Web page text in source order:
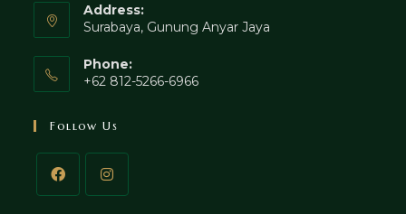
Address:
Surabaya, Gunung Anyar Jaya
Phone:
+62 812-5266-6966
Follow Us